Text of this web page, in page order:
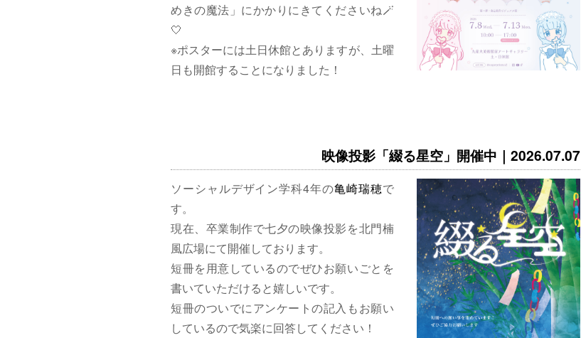
めきの魔法」にかかりにきてくださいね🪄
🤍
※ポスターには土日休館とありますが、土曜
日も開館することになりました！
映像投影「綴る星空」開催中｜2026.07.07
ソーシャルデザイン学科4年の亀崎瑞穂で
す。
現在、卒業制作で七夕の映像投影を北門楠
風広場にて開催しております。
短冊を用意しているのでぜひお願いごとを
書いていただけると嬉しいです。
短冊のついでにアンケートの記入もお願い
しているので気楽に回答してください！